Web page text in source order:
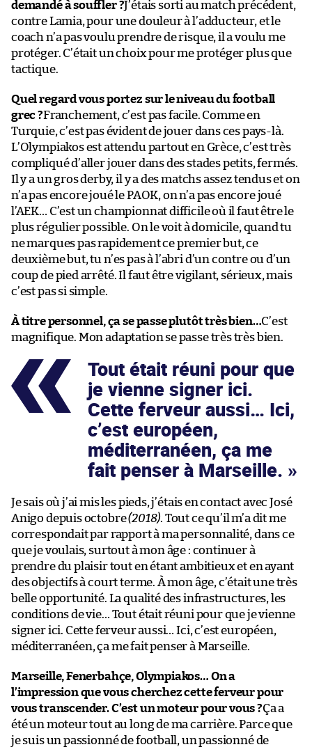
demandé à souffler ?J’étais sorti au match précédent,
contre Lamia, pour une douleur à l’adducteur, et le
coach n’a pas voulu prendre de risque, il a voulu me
protéger. C’était un choix pour me protéger plus que
tactique.
Quel regard vous portez sur le niveau du football
grec ?Franchement, c’est pas facile. Comme en
Turquie, c’est pas évident de jouer dans ces pays-là.
L’Olympiakos est attendu partout en Grèce, c’est très
compliqué d’aller jouer dans des stades petits, fermés.
Il y a un gros derby, il y a des matchs assez tendus et on
n’a pas encore joué le PAOK, on n’a pas encore joué
l’AEK… C’est un championnat difficile où il faut être le
plus régulier possible. On le voit à domicile, quand tu
ne marques pas rapidement ce premier but, ce
deuxième but, tu n’es pas à l’abri d’un contre ou d’un
coup de pied arrêté. Il faut être vigilant, sérieux, mais
c’est pas si simple.
À titre personnel, ça se passe plutôt très bien…C’est
magnifique. Mon adaptation se passe très très bien.
Tout était réuni pour que
je vienne signer ici.
Cette ferveur aussi… Ici,
c’est européen,
méditerranéen, ça me
fait penser à Marseille.
Je sais où j’ai mis les pieds, j’étais en contact avec José
Anigo depuis octobre(2018). Tout ce qu’il m’a dit me
correspondait par rapport à ma personnalité, dans ce
que je voulais, surtout à mon âge : continuer à
prendre du plaisir tout en étant ambitieux et en ayant
des objectifs à court terme. À mon âge, c’était une très
belle opportunité. La qualité des infrastructures, les
conditions de vie… Tout était réuni pour que je vienne
signer ici. Cette ferveur aussi… Ici, c’est européen,
méditerranéen, ça me fait penser à Marseille.
Marseille, Fenerbahçe, Olympiakos… On a
l’impression que vous cherchez cette ferveur pour
vous transcender. C’est un moteur pour vous ?Ça a
été un moteur tout au long de ma carrière. Parce que
je suis un passionné de football, un passionné de